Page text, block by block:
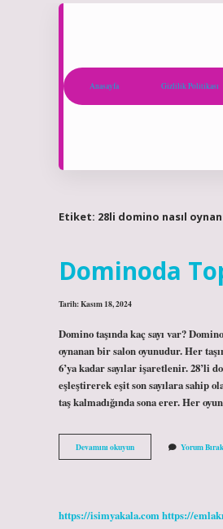
Anasayfa Gizlilik Politikası
Etiket: 28li domino nasıl
Dominoda
Tarih: Kasım 18, 2024
Domino taşında kaç sayı var?
oynanan bir salon oyunudur. Her
6’ya kadar sayılar işaretlenir. 28’li
eşleştirerek eşit son sayılara sahip
taş kalmadığında sona erer. Her
Devamını okuyunDominoda
Toplam
Yorum Bırak
https://isimyakala.comhttps://